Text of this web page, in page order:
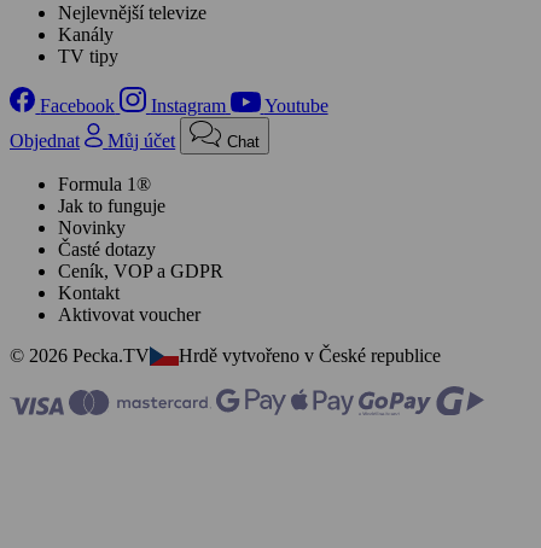
Nejlevnější televize
Kanály
TV tipy
Facebook Instagram
Youtube
Objednat
Můj účet Chat
Formula 1®
Jak to funguje
Novinky
Časté dotazy
Ceník, VOP a GDPR
Kontakt
Aktivovat voucher
© 2026 Pecka.TV
Hrdě vytvořeno v České republice